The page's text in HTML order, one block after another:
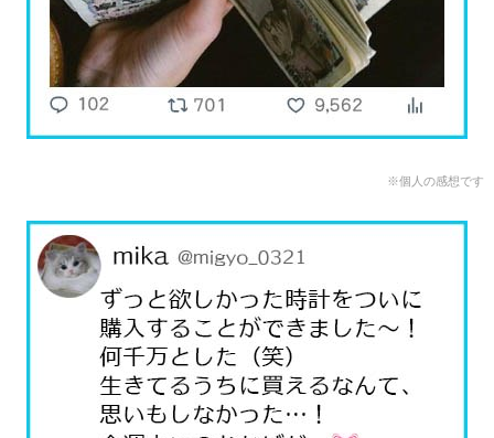
※個人の感想です